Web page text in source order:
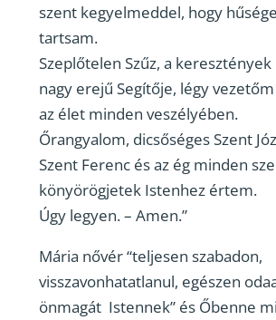
szent kegyelmeddel, hogy
tartsam.
Szeplőtelen Szűz, a
nagy erejű Segítője, légy
az élet minden veszélyében.
Őrangyalom, dicsőséges Szent
Szent Ferenc és az ég minden
könyörögjetek Istenhez értem.
Úgy legyen. – Amen.”
Mária nővér “teljesen szabadon,
visszavonhatatlanul, egészen
önmagát Istennek” és Őbenne